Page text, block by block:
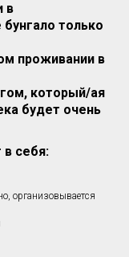
в
только
проживании в
который/ая
будет очень
себя:
организовывается